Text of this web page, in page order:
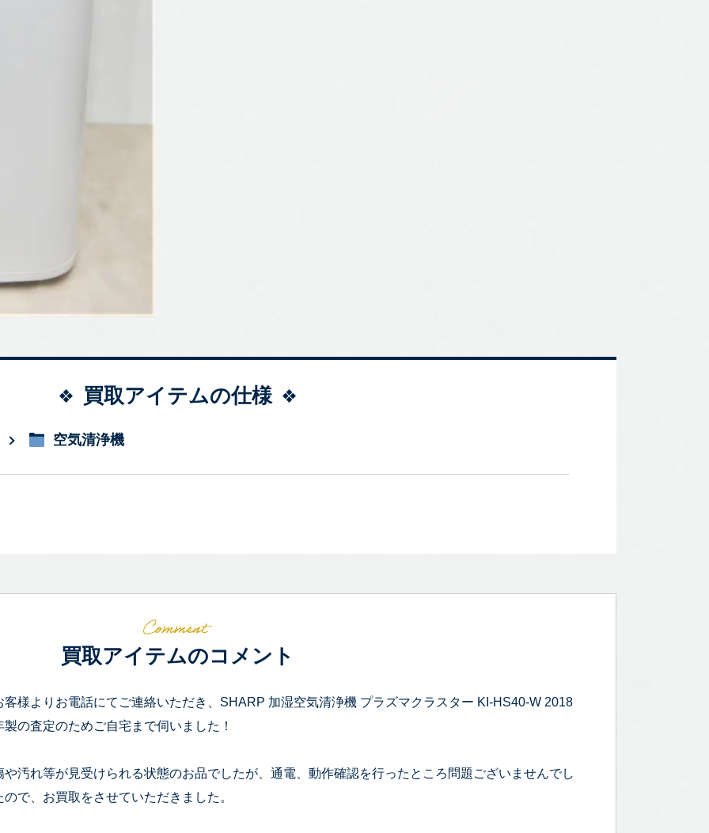
買取アイテムの仕様
空気清浄機
買取アイテムのコメント
客様よりお電話にてご連絡いただき、SHARP 加湿空気清浄機 プラズマクラスター KI-HS40-W 2018
製の査定のためご自宅まで伺いました！
や汚れ等が見受けられる状態のお品でしたが、通電、動作確認を行ったところ問題ございませんでし
ので、お買取をさせていただきました。